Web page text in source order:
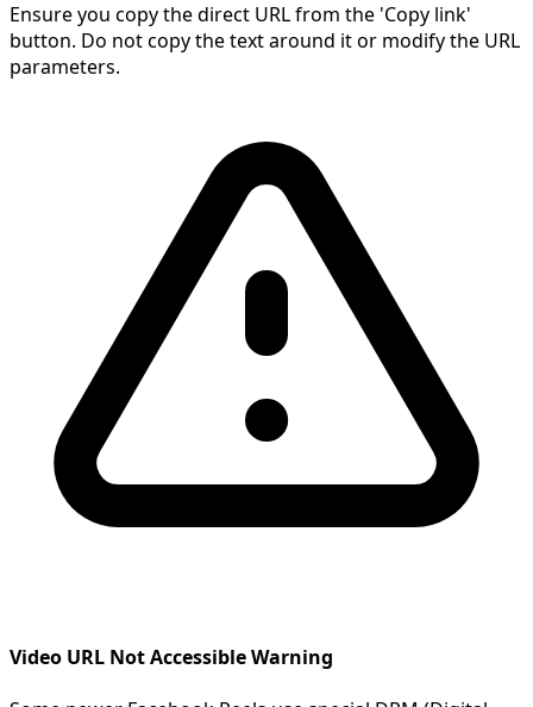
Ensure you copy the direct URL from the 'Copy link'
button. Do not copy the text around it or modify the URL
parameters.
Video URL Not Accessible Warning